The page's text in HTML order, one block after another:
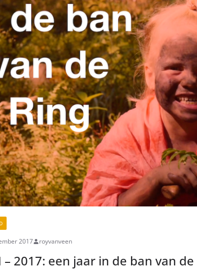
2017 royvanveen
– 2017: een jaar in de ban van